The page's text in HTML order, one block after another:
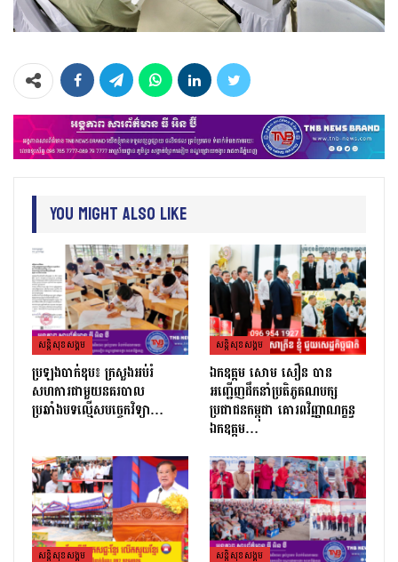
You Might Also Like
សន្តិសុខសង្គម
ប្រឡងបាក់ឌុប៖ ក្រសួងអប់រំ
សហការជាមួយនគរបាល
ប្រឆាំងបទល្មើសបច្ចេកវិទ្យា…
សន្តិសុខសង្គម
ឯកឧត្តម សោម សឿន បាន
អញ្ជើញដឹកនាំប្រតិភូគណបក្ស
ប្រជាជនកម្ពុជា គោរពវិញ្ញាណក្ខន្ធ
ឯកឧត្តម…
សន្តិសុខសង្គម សន្តិសុខសង្គម